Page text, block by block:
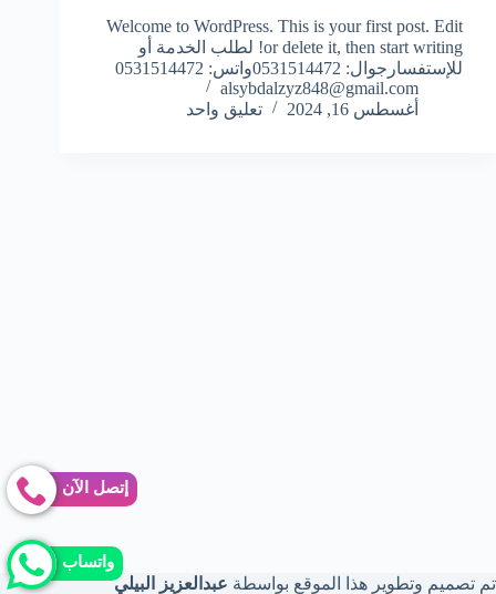
Welcome to WordPress. This is your first post. Edit
or delete it, then start writing! لطلب الخدمة أو
للإستفسارجوال: 0531514472واتس: 0531514472
alsybdalzyz848@gmail.com
أغسطس 16, 2024
تعليق واحد
تم تصميم وتطوير هذا الموقع بواسطة عبدالعزيز البيلي
إتصل الآن
واتساب